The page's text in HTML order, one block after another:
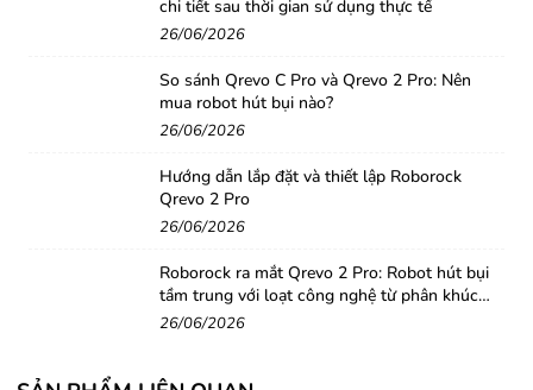
chi tiết sau thời gian sử dụng thực tế
26/06/2026
So sánh Qrevo C Pro và Qrevo 2 Pro: Nên
mua robot hút bụi nào?
26/06/2026
Hướng dẫn lắp đặt và thiết lập Roborock
Qrevo 2 Pro
26/06/2026
Roborock ra mắt Qrevo 2 Pro: Robot hút bụi
tầm trung với loạt công nghệ từ phân khúc
cao cấp
26/06/2026